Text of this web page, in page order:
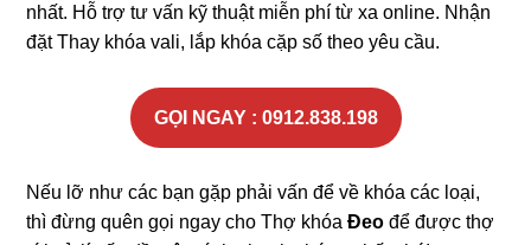
nhất. Hỗ trợ tư vấn kỹ thuật miễn phí từ xa online. Nhận
đặt Thay khóa vali, lắp khóa cặp số theo yêu cầu.
GỌI NGAY : 0912.838.198
Nếu lỡ như các bạn gặp phải vấn để về khóa các loại,
thì đừng quên gọi ngay cho Thợ khóaĐeođể được thợ